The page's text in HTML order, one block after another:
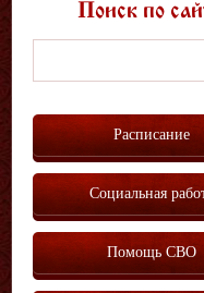
Поиск по
Расписание
Социальная
Помощь СВО